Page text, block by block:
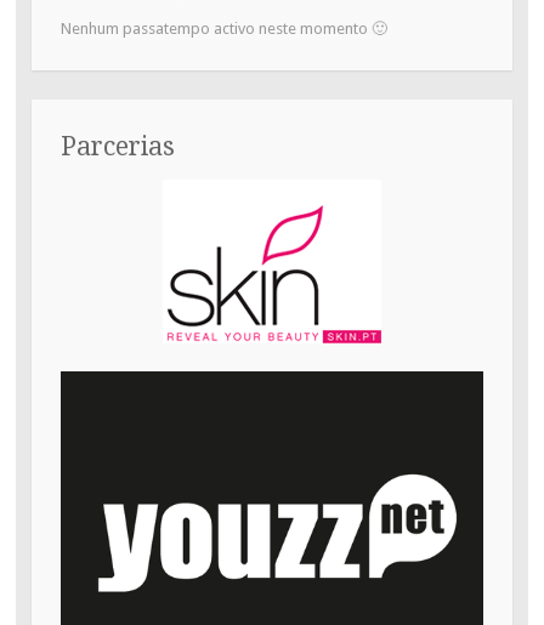
Nenhum passatempo activo neste momento 🙂
Parcerias